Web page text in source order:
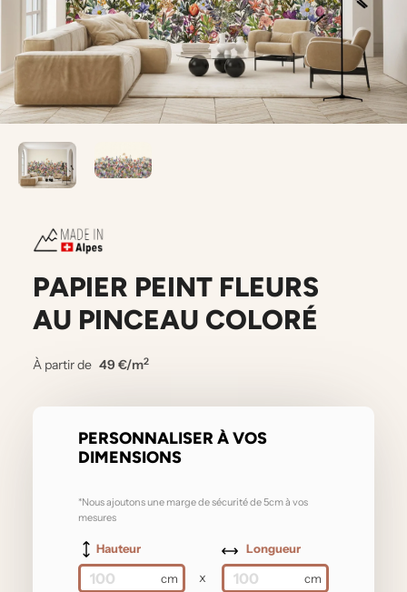
PAPIER PEINT FLEURS
AU PINCEAU COLORÉ
À partir de 49 €/m2
PERSONNALISER À VOS
DIMENSIONS
*Nous ajoutons une marge de sécurité de 5cm à vos
mesures
Hauteur
x
Longueur